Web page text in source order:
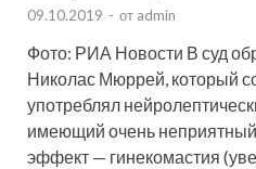
09.10.2019 - от admin
Фото: РИА Новости В суд
Николас Мюррей, который
употреблял
имеющий очень
эффект — гинекомастия